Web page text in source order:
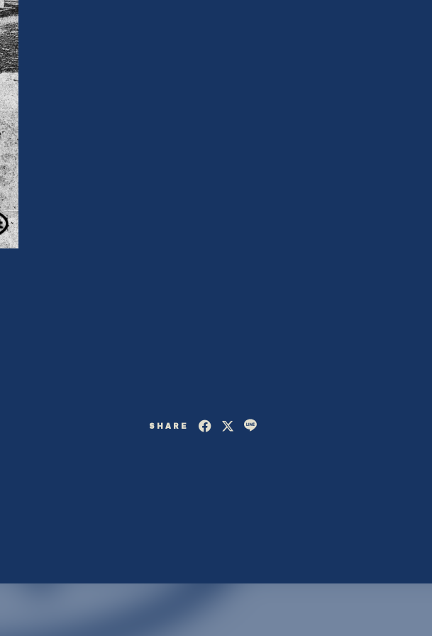
SHARE